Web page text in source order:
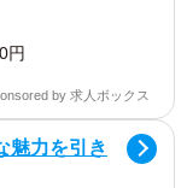
円
by 求人ボックス
魅力を引き